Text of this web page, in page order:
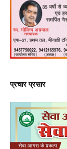
प्रचार प्रसार